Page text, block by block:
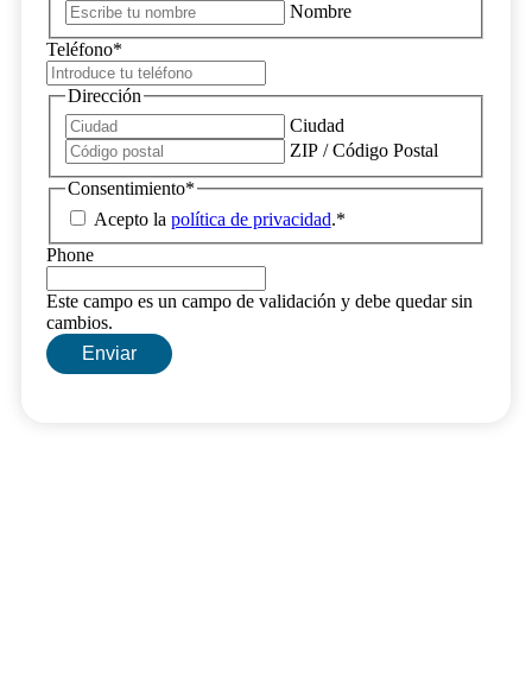
Nombre
Teléfono*
Dirección
Ciudad
ZIP / Código Postal
Consentimiento*
Acepto la política de privacidad.*
Phone
Este campo es un campo de validación y debe quedar sin
cambios.